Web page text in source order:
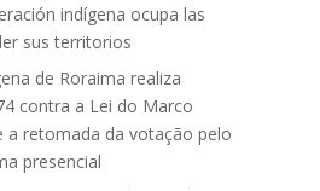
indígena ocupa las
sus territorios
de Roraima realiza
contra a Lei do Marco
a retomada da votação pelo
presencial